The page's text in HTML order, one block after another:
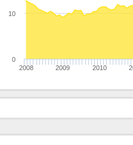
2008 2009 2010
0
10